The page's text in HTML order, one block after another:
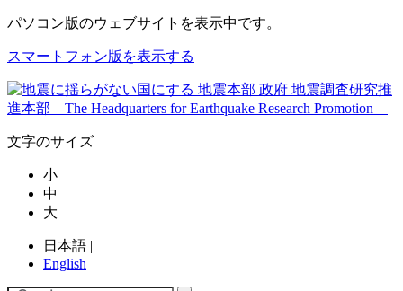
パソコン版のウェブサイトを表示中です。
スマートフォン版を表示する
文字のサイズ
小
中
大
日本語 |
English